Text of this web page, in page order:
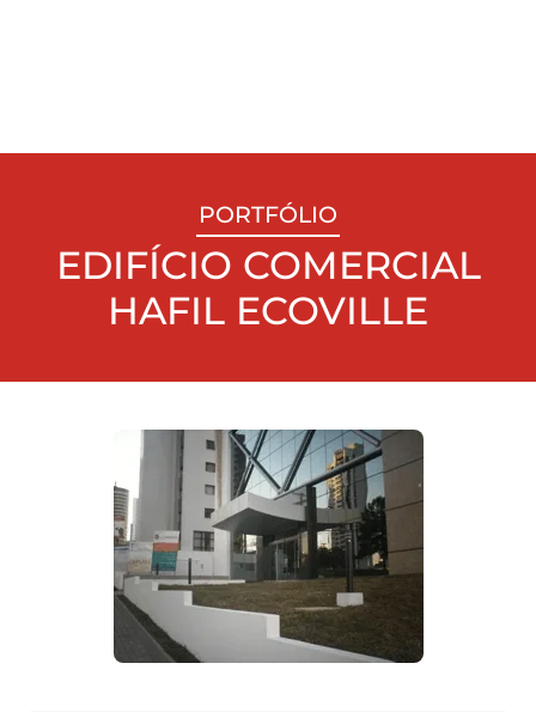
PORTFÓLIO
EDIFÍCIO COMERCIAL
HAFIL ECOVILLE